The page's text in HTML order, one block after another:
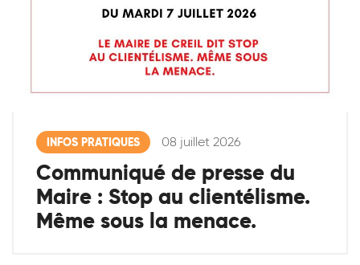
INFOS PRATIQUES 08 juillet 2026
Communiqué de presse du
Maire : Stop au clientélisme.
Même sous la menace.